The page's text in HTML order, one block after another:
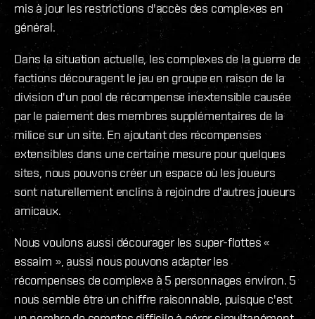
mis à jour les restrictions d'accès des complexes en
général.
Dans la situation actuelle, les complexes de la guerre de
factions découragent le jeu en groupe en raison de la
division d'un pool de récompense inextensible causée
par le paiement des membres supplémentaires de la
milice sur un site. En ajoutant des récompenses
extensibles dans une certaine mesure pour quelques
sites, nous pouvons créer un espace où les joueurs
sont naturellement enclins à rejoindre d'autres joueurs
amicaux.
Nous voulons aussi décourager les super-flottes «
essaim », aussi nous pouvons adapter les
récompenses de complexe à 5 personnages environ. 5
nous semble être un chiffre raisonnable, puisque c'est